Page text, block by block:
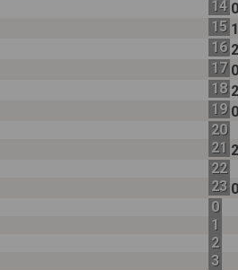
14
15
16
17
18
19
20
21
22
23
0
1
2
3